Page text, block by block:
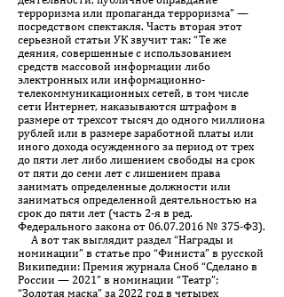
терроризма или пропаганда терроризма” —
посредством спектакля. Часть вторая этот
серьезной статьи УК звучит так: “Те же
деяния, совершенные с использованием
средств массовой информации либо
электронных или информационно-
телекоммуникационных сетей, в том числе
сети Интернет, наказываются штрафом в
размере от трехсот тысяч до одного миллиона
рублей или в размере заработной платы или
иного дохода осужденного за период от трех
до пяти лет либо лишением свободы на срок
от пяти до семи лет с лишением права
занимать определенные должности или
заниматься определенной деятельностью на
срок до пяти лет (часть 2-я в ред.
Федерального закона от 06.07.2016 № 375-ФЗ).
А вот так выглядит раздел “Награды и
номинации” в статье про “Финиста” в русской
Википедии: Премия журнала Сноб “Сделано в
России — 2021” в номинации “Театр”;
“Золотая маска” за 2022 год в четырех